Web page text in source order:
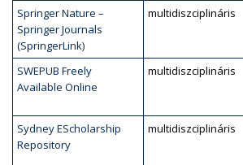
Springer Nature –
Springer Journals
(SpringerLink)
multidiszciplináris
SWEPUB Freely
Available Online
multidiszciplináris
Sydney EScholarship
Repository
multidiszciplináris